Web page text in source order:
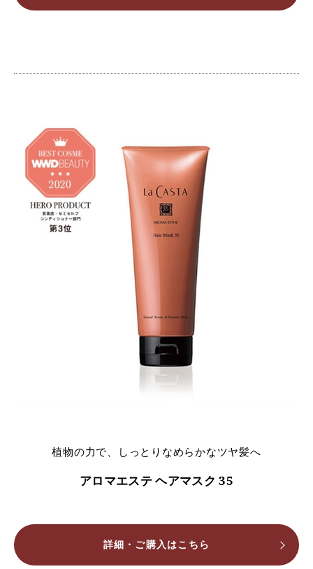
植物の力で、しっとりなめらかなツヤ髪へ
アロマエステ ヘアマスク 35
詳細・ご購入はこちら